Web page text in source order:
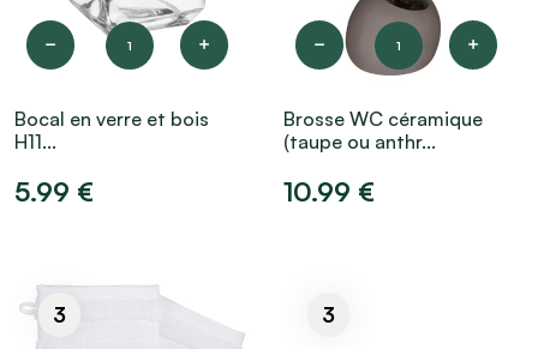
1
Bocal en verre et bois
H11...
5.99 €
1
Brosse WC céramique
(taupe ou anthr...
10.99 €
3 3